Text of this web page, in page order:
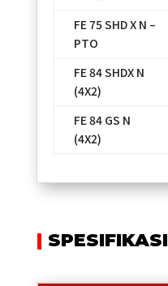
FE 75 SHD X N –
PTO
FE 84 SHDX N
(4X2)
FE 84 GS N
(4X2)
| SPESIFIKASI